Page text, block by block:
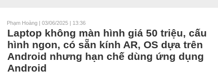
Phạm Hoàng | 03/06/2025 | 13:36
Laptop không màn hình giá 50 triệu, cấu
hình ngon, có sẵn kính AR, OS dựa trên
Android nhưng hạn chế dùng ứng dụng
Android